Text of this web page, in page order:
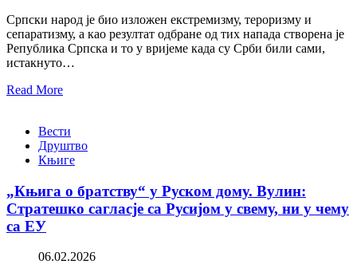
Српски народ је био изложен екстремизму, тероризму и
сепаратизму, а као резултат одбране од тих напада створена је
Република Српска и то у вријеме када су Срби били сами,
истакнуто…
Read More
Вести
Друштво
Књиге
„Књига о братству“ у Руском дому. Вулин:
Стратешко сагласје са Русијом у свему, ни у чему
са ЕУ
06.02.2026